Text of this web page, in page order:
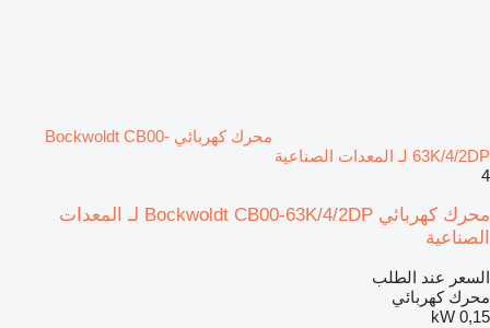
محرك كهربائي Bockwoldt CB00-
63K/4/2DP لـ المعدات الصناعية
4
محرك كهربائي Bockwoldt CB00-63K/4/2DP لـ المعدات
الصناعية
السعر عند الطلب
محرك كهربائي
0,15 kW